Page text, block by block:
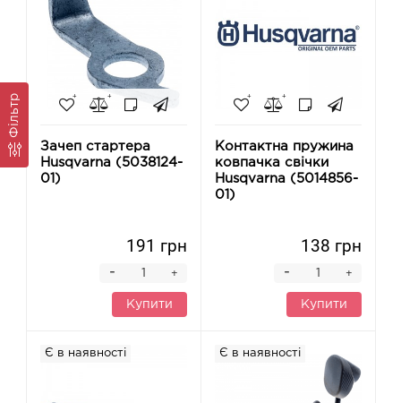
Фільтр
Зачеп стартера
Husqvarna (5038124-
01)
191 грн
+
-
Купити
Контактна пружина
ковпачка свічки
Husqvarna (5014856-
01)
138 грн
+
-
Купити
Є в наявності Є в наявності